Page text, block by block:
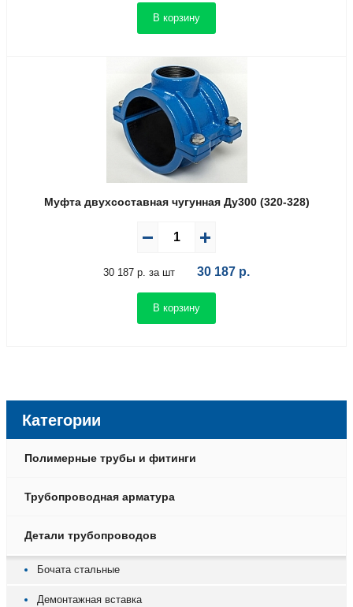
В корзину
Муфта двухсоставная чугунная Ду300 (320-328)
30 187 р. за шт 30 187 р.
В корзину
Категории
Полимерные трубы и фитинги
Трубопроводная арматура
Детали трубопроводов
Бочата стальные
Демонтажная вставка